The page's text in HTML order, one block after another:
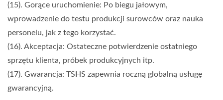
(15). Gorące uruchomienie: Po biegu jałowym,
wprowadzenie do testu produkcji surowców oraz nauka
personelu, jak z tego korzystać.
(16). Akceptacja: Ostateczne potwierdzenie ostatniego
sprzętu klienta, próbek produkcyjnych itp.
(17). Gwarancja: TSHS zapewnia roczną globalną usługę
gwarancyjną.